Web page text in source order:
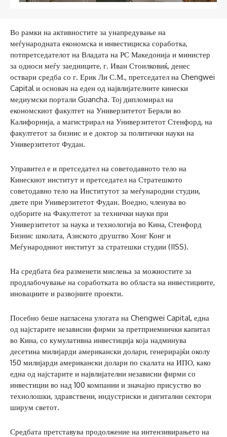
Во рамки на активностите за унапредување на
меѓународната економска и инвестициска соработка,
потпретседателот на Владата на РС Македонија и министер
за односи меѓу заедниците, г. Иван Стоилковиќ, денес
оствари средба со г. Ерик Ли С.М., претседател на Chengwei
Capital и основач на еден од највлијателните кинески
медиумски портали Guancha. Тој дипломирал на
економскиот факултет на Универзитетот Беркли во
Калифорнија, а магистрирал на Универзитетот Стенфорд, на
факултетот за бизнис и е доктор за политички науки на
Универзитетот Фудан.
Управител е и претседател на советодавното тело на
Кинескиот институт и претседател на Стратешкото
советодавно тело на Институтот за меѓународни студии,
двете при Универзитетот Фудан. Воедно, членува во
одборите на Факултетот за технички науки при
Универзитетот за наука и технологија во Кина, Стенфорд
Бизнис школата, Азиското друштво Хонг Конг и
Меѓународниот институт за стратешки студии (IISS).
На средбата беа разменети мислења за можностите за
продлабочување на соработката во областа на инвестициите,
иновациите и развојните проекти.
Посебно беше нагласена улогата на Chengwei Capital, една
од најстарите независни фирми за претприемнички капитал
во Кина, со кумулативна инвестиција која надминува
десетина милијарди американски долари, генерирајќи околу
150 милијарди американски долари по скалата на ИПО, како
една од најстарите и највлијателни независни фирми со
инвестиции во над 100 компании и значајно присуство во
технолошки, здравствени, индустриски и дигитални сектори
ширум светот.
Средбата претставува продолжение на интензивирањето на